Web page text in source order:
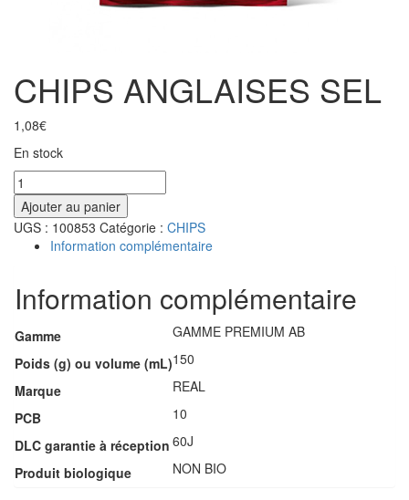
CHIPS ANGLAISES SEL
1,08€
En stock
Ajouter au panier
UGS : 100853 Catégorie : CHIPS
Information complémentaire
Information complémentaire
Gamme
GAMME PREMIUM AB
Poids (g) ou volume (mL)150
Marque
REAL
PCB
10
DLC garantie à réception 60J
Produit biologique
NON BIO